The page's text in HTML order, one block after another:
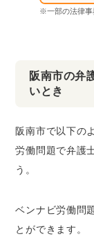
※一部の法律事
阪南市の弁
いとき
阪南市で以下の
労働問題で弁護
う。
ベンナビ労働問
とができます。